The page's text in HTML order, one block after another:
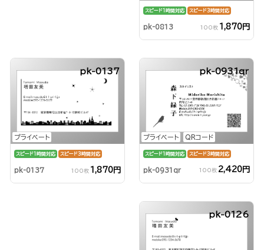
スピード1時間対応 スピード3時間対応
pk-0813 100枚 1,870円
プライベート
pk-0137
スピード1時間対応 スピード3時間対応
pk-0137 100枚 1,870円
プライベート QRコード
pk-0931qr
スピード1時間対応 スピード3時間対応
pk-0931qr 100枚 2,420円
pk-0126